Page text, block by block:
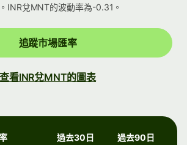
INR兌MNT的波動率為-0.31。
追蹤市場匯率
查看INR兌MNT的圖表
過去30日 過去90日